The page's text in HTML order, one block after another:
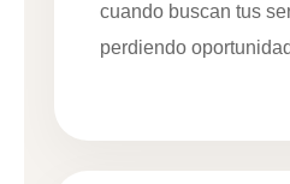
cuando buscan tus
perdiendo